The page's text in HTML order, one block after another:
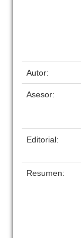
Autor:
Asesor:
Editorial:
Resumen: